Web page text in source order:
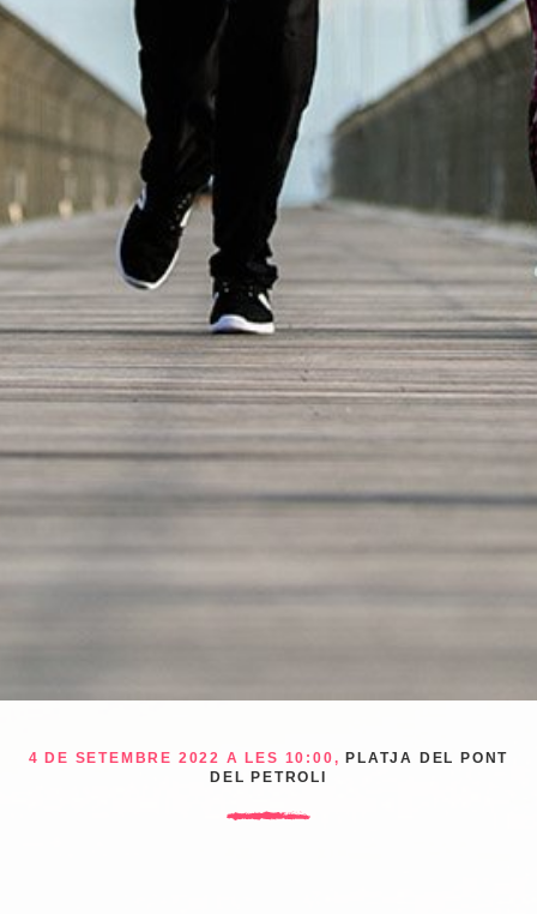
4 DE SETEMBRE 2022 A LES 10:00,PLATJA DEL PONT
DEL PETROLI